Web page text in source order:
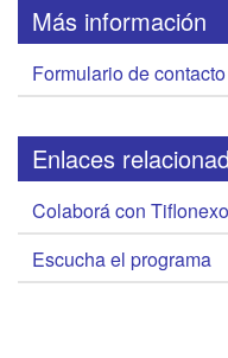
Más información
Formulario de
Enlaces
Colaborá con
Escucha el programa